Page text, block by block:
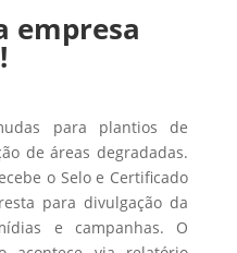
empresa
para plantios de
de áreas degradadas.
o Selo e Certificado
para divulgação da
e campanhas. O